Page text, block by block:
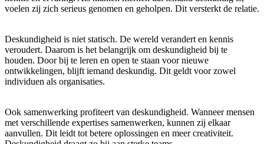
voelen zij zich serieus genomen en geholpen. Dit versterkt de relatie.
Deskundigheid is niet statisch. De wereld verandert en kennis
veroudert. Daarom is het belangrijk om deskundigheid bij te
houden. Door bij te leren en open te staan voor nieuwe
ontwikkelingen, blijft iemand deskundig. Dit geldt voor zowel
individuen als organisaties.
Ook samenwerking profiteert van deskundigheid. Wanneer mensen
met verschillende expertises samenwerken, kunnen zij elkaar
aanvullen. Dit leidt tot betere oplossingen en meer creativiteit.